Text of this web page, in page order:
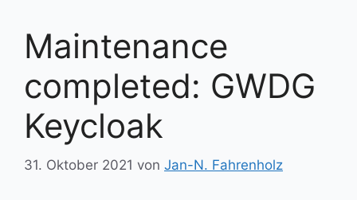
Maintenance
completed: GWDG
Keycloak
31. Oktober 2021 von Jan-N. Fahrenholz